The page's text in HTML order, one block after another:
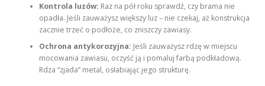
Kontrola luzów: Raz na pół roku sprawdź, czy brama nie
opadła. Jeśli zauważysz większy luz – nie czekaj, aż konstrukcja
zacznie trzeć o podłoże, co zniszczy zawiasy.
Ochrona antykorozyjna: Jeśli zauważysz rdzę w miejscu
mocowania zawiasu, oczyść ją i pomaluj farbą podkładową.
Rdza “zjada” metal, osłabiając jego strukturę.